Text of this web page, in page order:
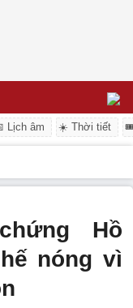
Lịch âm ☀️ Thời tiết
Hồ
nóng vì